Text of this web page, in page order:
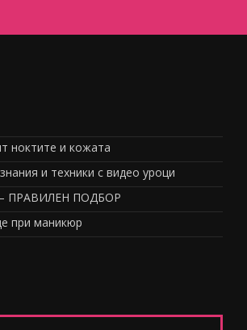
ноктите и кожата
и техники с видео уроци
ПРАВИЛЕН ПОДБОР
при маникюр